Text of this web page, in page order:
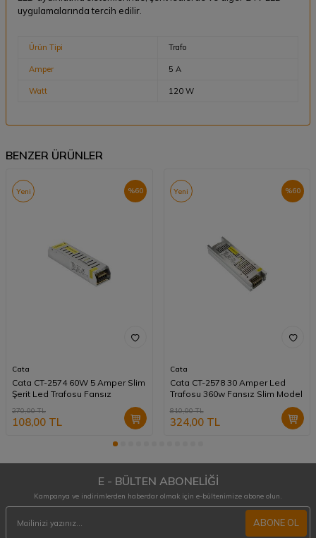
uygulamalarında tercih edilir.
Ürün Tipi Trafo
Amper 5 A
Watt 120 W
BENZER ÜRÜNLER
%60
Yeni
Cata
Cata CT-2574 60W 5 Amper Slim
Şerit Led Trafosu Fansız
270,00TL
108,00 TL
%60
Yeni
Cata
Cata CT-2578 30 Amper Led
Trafosu 360w Fansız Slim Model
810,00TL
324,00TL
E - BÜLTEN ABONELİĞİ
Kampanya ve indirimlerden haberdar olmak için e-bültenimize abone olun.
ABONE OL